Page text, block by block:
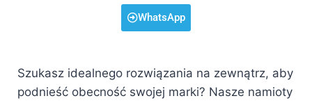
WhatsApp
Szukasz idealnego rozwiązania na zewnątrz, aby
podnieść obecność swojej marki? Nasze namioty